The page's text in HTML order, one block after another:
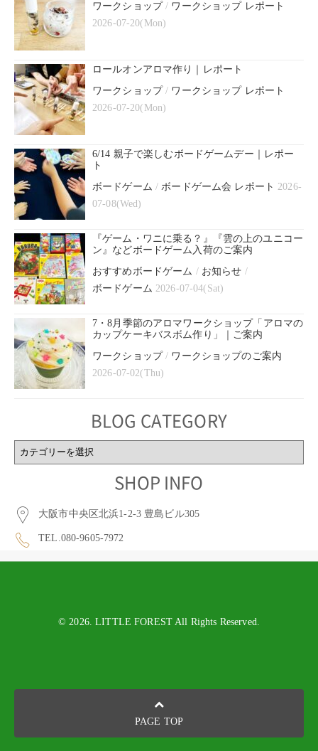
ワークショップ/ ワークショップ レポート
2026-07-20(Mon)
ロールオンアロマ作り｜レポート
ワークショップ/ ワークショップ レポート
2026-07-20(Mon)
6/14 親子で楽しむボードゲームデー｜レポー
ト
ボードゲーム /ボードゲーム会 レポート 2026-
07-08(Wed)
『ゲーム・ワニに乗る？』『雲の上のユニコー
ン』などボードゲーム入荷のご案内
おすすめボードゲーム / お知らせ /
ボードゲーム 2026-07-04(Sat)
7・8月季節のアロマワークショップ「アロマの
カップケーキバスボム作り」｜ご案内
ワークショップ/ ワークショップのご案内
2026-07-02(Thu)
BLOG CATEGORY
BLOG
CATEGORY
SHOP INFO
大阪市中央区北浜1-2-3 豊島ビル305
TEL.080-9605-7972
© 2026. LITTLE FOREST All Rights Reserved.
PAGE TOP